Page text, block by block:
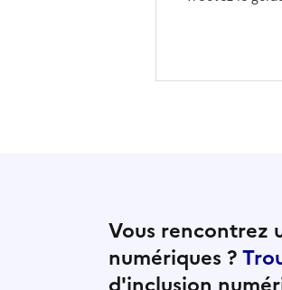
Vous rencontrez
numériques ?